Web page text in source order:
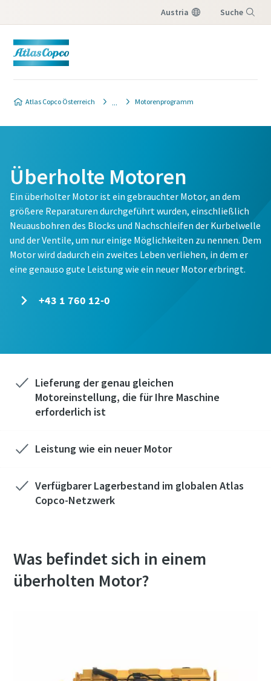
Austria Suche
Atlas Copco Österreich Motorenprogramm
Überholte Motoren
Ein überholter Motor ist ein gebrauchter Motor, an dem
größere Reparaturen durchgeführt wurden, einschließlich
Neuausbohren des Blocks und Nachschleifen der Kurbelwelle
und der Ventile, um nur einige Möglichkeiten zu nennen. Dem
Motor wird dadurch ein zweites Leben verliehen, in dem er
eine genauso gute Leistung wie ein neuer Motor erbringt.
+43 1 760 12-0
Lieferung der genau gleichen
Motoreinstellung, die für Ihre Maschine
erforderlich ist
Leistung wie ein neuer Motor
Verfügbarer Lagerbestand im globalen Atlas
Copco-Netzwerk
Was befindet sich in einem
überholten Motor?